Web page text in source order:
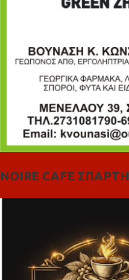
NOIRE CAFE ΣΠΑΡΤΗ